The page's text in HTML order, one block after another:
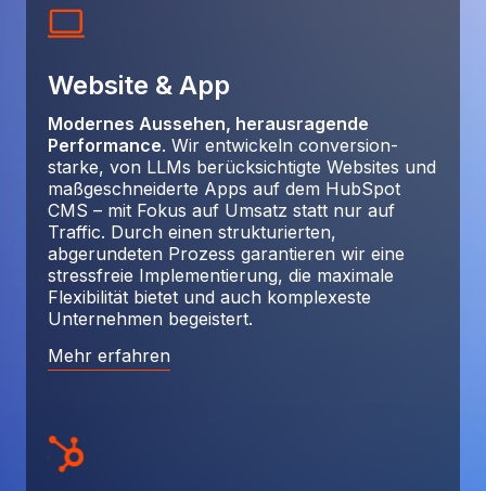
Website & App
Modernes Aussehen, herausragende
Performance. Wir entwickeln conversion-
starke, von LLMs berücksichtigte Websites und
maßgeschneiderte Apps auf dem HubSpot
CMS – mit Fokus auf Umsatz statt nur auf
Traffic. Durch einen strukturierten,
abgerundeten Prozess garantieren wir eine
stressfreie Implementierung, die maximale
Flexibilität bietet und auch komplexeste
Unternehmen begeistert.
Mehr erfahren